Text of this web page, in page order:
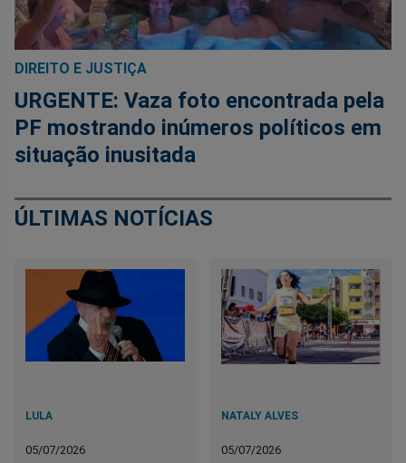
DIREITO E JUSTIÇA
URGENTE: Vaza foto encontrada pela
PF mostrando inúmeros políticos em
situação inusitada
ÚLTIMAS NOTÍCIAS
LULA
05/07/2026
NATALY ALVES
05/07/2026